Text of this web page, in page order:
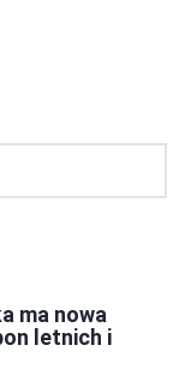
ma nowa
letnich i